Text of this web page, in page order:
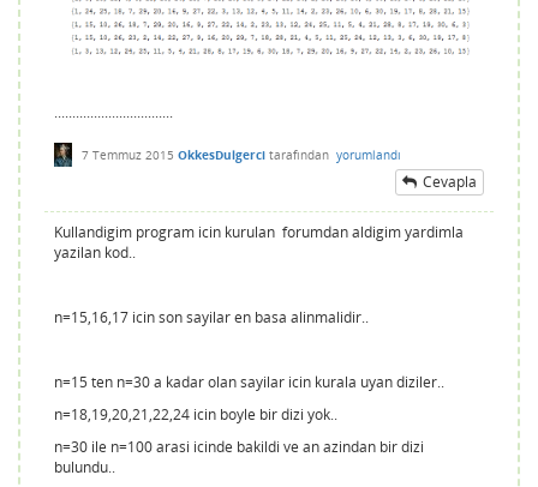
.................................
7 Temmuz 2015 OkkesDulgerci tarafından yorumlandı
Cevapla
Kullandigim program icin kurulan forumdan aldigim yardimla
yazilan kod..
n=15,16,17 icin son sayilar en basa alinmalidir..
n=15 ten n=30 a kadar olan sayilar icin kurala uyan diziler..
n=18,19,20,21,22,24 icin boyle bir dizi yok..
n=30 ile n=100 arasi icinde bakildi ve an azindan bir dizi
bulundu..